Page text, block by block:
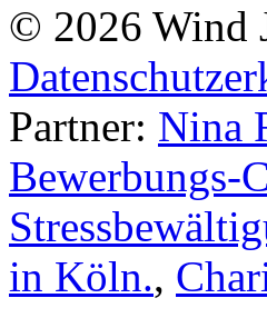
© 2026 Wind
Partner: Nina
Bewerbungs-
in Köln.,